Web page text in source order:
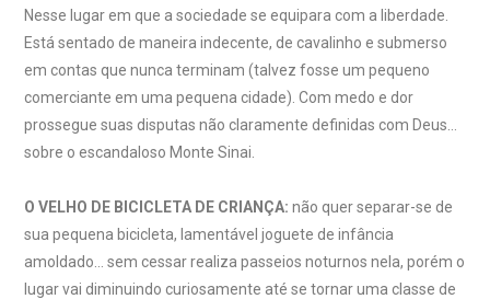
Nesse lugar em que a sociedade se equipara com a liberdade.
Está sentado de maneira indecente, de cavalinho e submerso
em contas que nunca terminam (talvez fosse um pequeno
comerciante em uma pequena cidade). Com medo e dor
prossegue suas disputas não claramente definidas com Deus…
sobre o escandaloso Monte Sinai.
O VELHO DE BICICLETA DE CRIANÇA: não quer separar-se de
sua pequena bicicleta, lamentável joguete de infância
amoldado… sem cessar realiza passeios noturnos nela, porém o
lugar vai diminuindo curiosamente até se tornar uma classe de